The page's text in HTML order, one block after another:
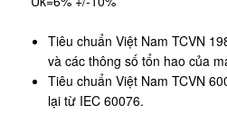
Tiêu chuẩn Việt Nam TCVN
và các thông số tổn hao của
Tiêu chuẩn Việt Nam TCVN
lại từ IEC 60076.